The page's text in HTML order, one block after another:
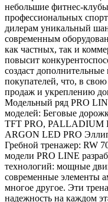
небольшие фитнес-
профессиональных
дилерам уникальный
современным
как частных, так и
повысит
создаст
покупателей, что, в свою
продаж и укреплению
Модельный ряд PRO
моделей: Беговые
TFT PRO, PALLADIUM
ARGON LED PRO
Гребной тренажер: RW
модели PRO LINE
технологий: мощные
современные элементы
многое другое. Эти
надежность на каждом